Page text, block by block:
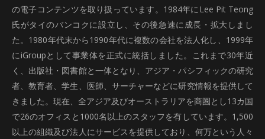
の電子コンテンツを取り扱っています。1984年にLee Pit Teong
氏がタイのバンコクに設立し、その後急速に成長・拡大しまし
た。1980年代末から1990年代に複数の会社を法人化し、1999年
にiGroupとして事業体を正式に統括しました。これまで30年近
く、出版社・図書館と一体となり、アジア・パシフィックの研究
者、教育者、学生、医師、サーチャーなどに研究情報を提供して
きました。現在、全アジア及びオーストラリアを商圏とし13カ国
で26のオフィスと1000名以上のスタッフを有しています。1,500
以上の組織及び法人にサービスを提供しており、何万という人々